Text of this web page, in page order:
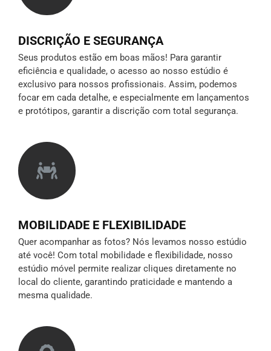
DISCRIÇÃO E SEGURANÇA
Seus produtos estão em boas mãos! Para garantir
eficiência e qualidade, o acesso ao nosso estúdio é
exclusivo para nossos profissionais. Assim, podemos
focar em cada detalhe, e especialmente em lançamentos
e protótipos, garantir a discrição com total segurança.
MOBILIDADE E FLEXIBILIDADE
Quer acompanhar as fotos? Nós levamos nosso estúdio
até você! Com total mobilidade e flexibilidade, nosso
estúdio móvel permite realizar cliques diretamente no
local do cliente, garantindo praticidade e mantendo a
mesma qualidade.